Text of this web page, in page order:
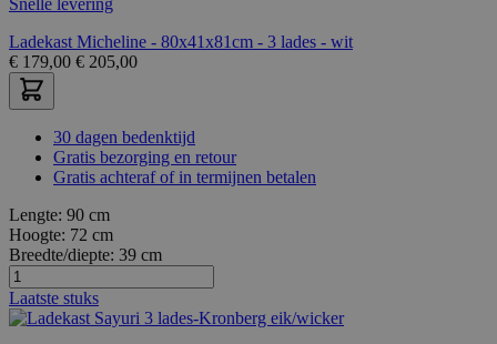
Ladekast Micheline - 80x41x81cm - 3 lades - wit
€ 179,00 € 205,00
30 dagen bedenktijd
Gratis bezorging en retour
Gratis achteraf of in termijnen betalen
Lengte: 90 cm
Hoogte: 72 cm
Breedte/diepte: 39 cm
Laatste stuks